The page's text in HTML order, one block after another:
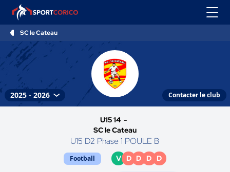
SC le Cateau
Contacter le club
U15 14 -
SC le Cateau
U15 D2 Phase 1 POULE B
Football V D D D D